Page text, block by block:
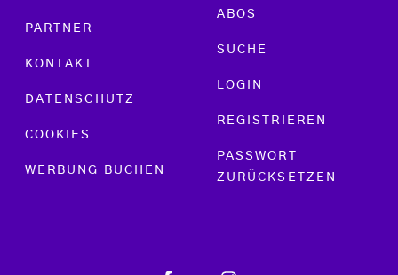
PARTNER
KONTAKT
DATENSCHUTZ
COOKIES
WERBUNG BUCHEN
ABOS
SUCHE
LOGIN
REGISTRIEREN
PASSWORT
ZURÜCKSETZEN